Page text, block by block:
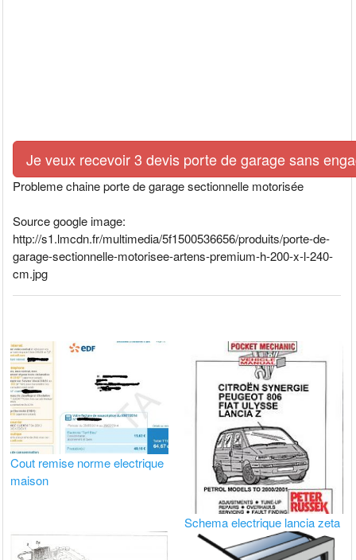
Je veux recevoir 3 devis porte de garage sans
Probleme chaine porte de garage sectionnelle motorisée
Source google image:
http://s1.lmcdn.fr/multimedia/5f1500536656/produits/porte-de-
garage-sectionnelle-motorisee-artens-premium-h-200-x-l-240-
cm.jpg
Cout remise norme electrique
maison
Schema electrique lancia zeta